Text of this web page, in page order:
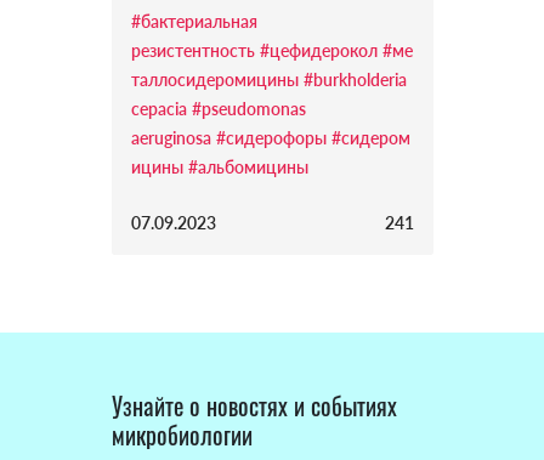
#бактериальная
резистентность #цефидерокол #ме
таллосидеромицины #burkholderia
cepacia #pseudomonas
aeruginosa #сидерофоры #сидером
ицины #альбомицины
07.09.2023 241
Узнайте о новостях и событиях
микробиологии